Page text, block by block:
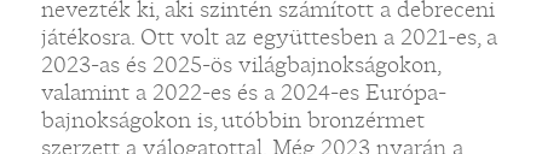
nevezték ki, aki szintén számított a debreceni
játékosra. Ott volt az együttesben a 2021-es, a
2023-as és 2025-ös világbajnokságokon,
valamint a 2022-es és a 2024-es Európa-
bajnokságokon is, utóbbin bronzérmet
szerzett a válogatottal. Még 2023 nyarán a